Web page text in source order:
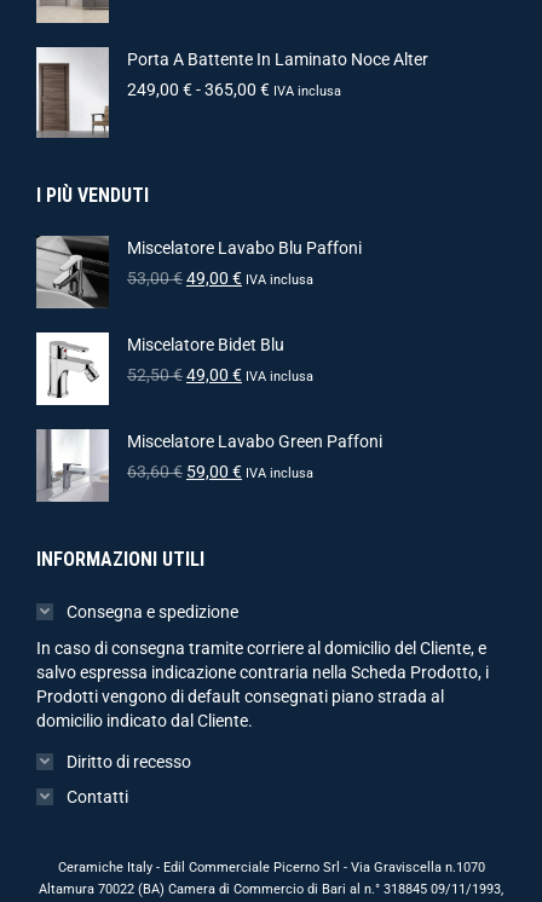
Porta A Battente In Laminato Noce Alter
249,00 €-365,00 € IVA inclusa
I PIÙ VENDUTI
Miscelatore Lavabo Blu Paffoni
53,00€49,00 € IVA inclusa
Miscelatore Bidet Blu
52,50€49,00 € IVA inclusa
Miscelatore Lavabo Green Paffoni
63,60€ 59,00 € IVA inclusa
INFORMAZIONI UTILI
Consegna e spedizione
In caso di consegna tramite corriere al domicilio del Cliente, e
salvo espressa indicazione contraria nella Scheda Prodotto, i
Prodotti vengono di default consegnati piano strada al
domicilio indicato dal Cliente.
Diritto di recesso
Contatti
Ceramiche Italy - Edil Commerciale Picerno Srl - Via Graviscella n.1070
Altamura 70022 (BA) Camera di Commercio di Bari al n.° 318845 09/11/1993,